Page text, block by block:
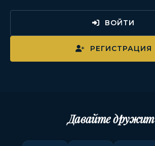
ВОЙТИ
РЕГИСТРАЦИЯ
Давайте